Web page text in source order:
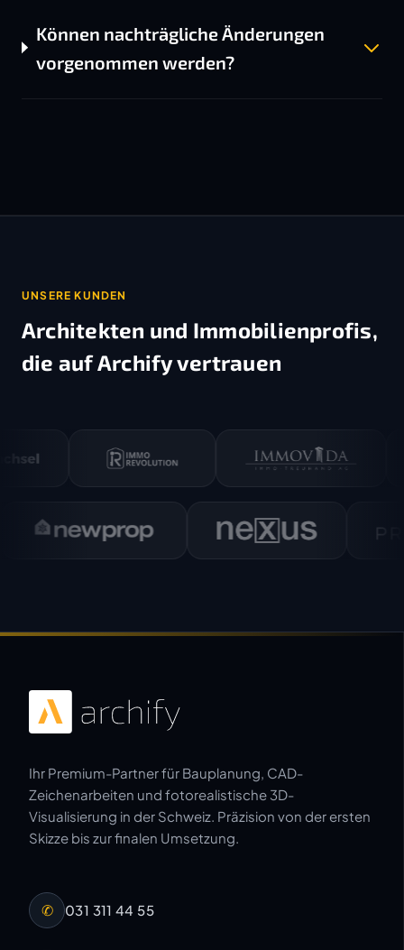
Können nachträgliche Änderungen
vorgenommen werden?
UNSERE KUNDEN
Architekten und Immobilienprofis,
die auf Archify vertrauen
Ihr Premium-Partner für Bauplanung, CAD-
Zeichenarbeiten und fotorealistische 3D-
Visualisierung in der Schweiz. Präzision von der ersten
Skizze bis zur finalen Umsetzung.
✆ 031 311 44 55